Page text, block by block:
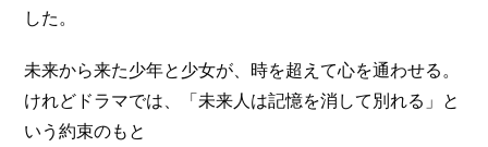
した。
未来から来た少年と少女が、時を超えて心を通わせる。
けれどドラマでは、「未来人は記憶を消して別れる」と
いう約束のもと